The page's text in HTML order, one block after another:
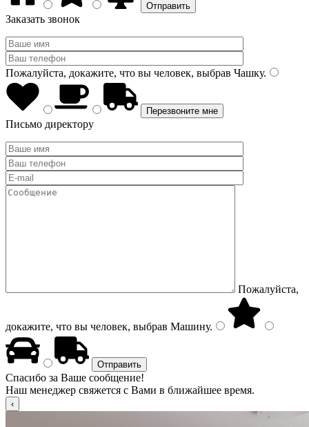
Заказать звонок
Пожалуйста, докажите, что вы человек, выбрав Чашку.
Письмо директору
Пожалуйста,
докажите, что вы человек, выбрав Машину.
Спасибо за Ваше сообщение!
Наш менеджер свяжется с Вами в ближайшее время.